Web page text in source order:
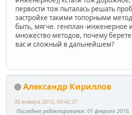
первости тож пыталась решать
застройке такими топорными
быть, мягче. генплан -инженерное
множество методов, почему
вас и сложный в дальнейшем?
Александр Кириллов
30 января 2010, 00:42:37
Последнее редактирование: 01 февраля